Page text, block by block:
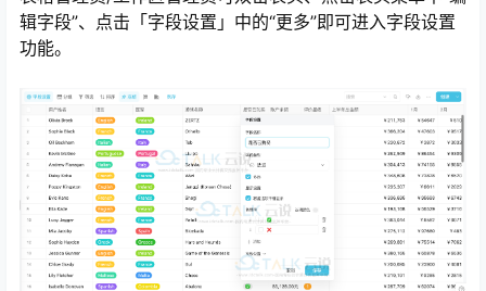
辑字段”、点击「字段设置」中的“更多”即可进入字段设置
功能。